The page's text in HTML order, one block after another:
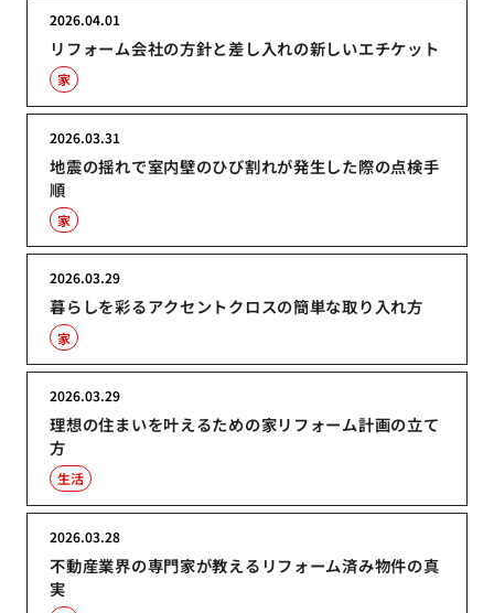
リフォーム会社の方針と差し入れの新しいエチケット
2026.04.01
家
地震の揺れで室内壁のひび割れが発生した際の点検手
順
2026.03.31
家
暮らしを彩るアクセントクロスの簡単な取り入れ方
2026.03.29
家
理想の住まいを叶えるための家リフォーム計画の立て
方
2026.03.29
生活
不動産業界の専門家が教えるリフォーム済み物件の真
実
2026.03.28